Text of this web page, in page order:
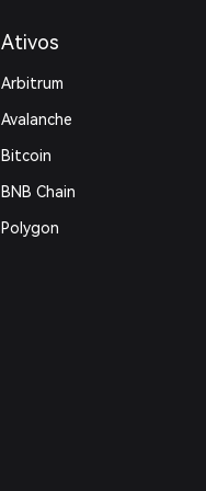
Ativos
Arbitrum
Avalanche
Bitcoin
BNB Chain
Polygon